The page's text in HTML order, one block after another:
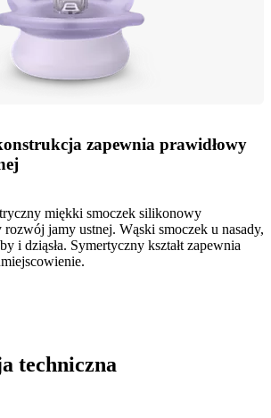
zapewnia prawidłowy
miękki smoczek silikonowy
jamy ustnej. Wąski smoczek u nasady,
i dziąsła. Symertyczny kształt zapewnia
techniczna